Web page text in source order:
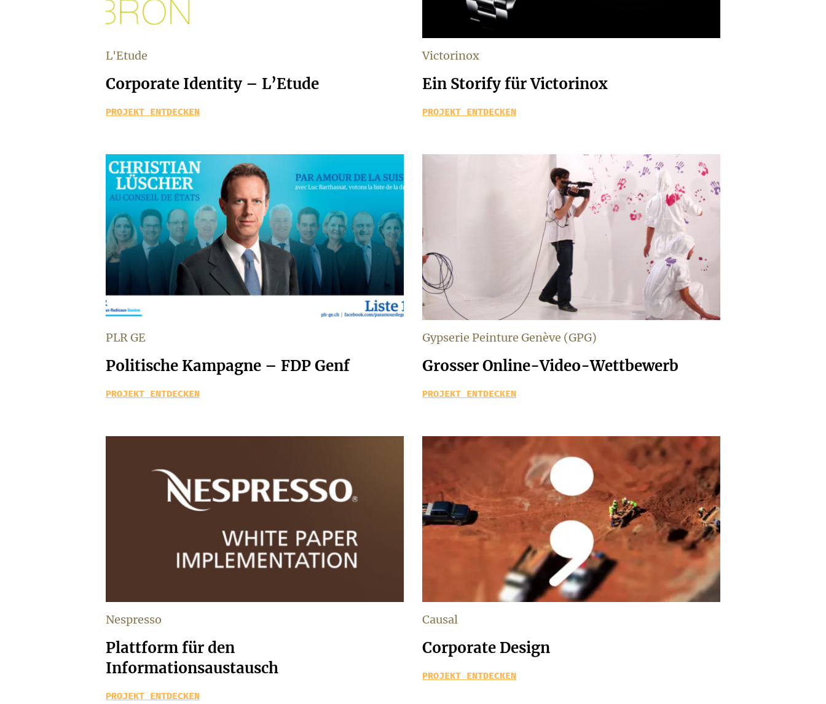
L'Etude
Corporate Identity – L’Etude
PROJEKT ENTDECKEN
Victorinox
Ein Storify für Victorinox
PROJEKT ENTDECKEN
PLR GE
Politische Kampagne – FDP Genf
PROJEKT ENTDECKEN
Gypserie Peinture Genève (GPG)
Grosser Online-Video-Wettbewerb
PROJEKT ENTDECKEN
Nespresso
Plattform für den
Informationsaustausch
PROJEKT ENTDECKEN
Causal
Corporate Design
PROJEKT ENTDECKEN